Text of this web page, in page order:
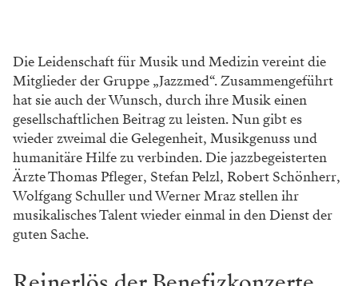
Die Leidenschaft für Musik und Medizin vereint die
Mitglieder der Gruppe „Jazzmed“. Zusammengeführt
hat sie auch der Wunsch, durch ihre Musik einen
gesellschaftlichen Beitrag zu leisten. Nun gibt es
wieder zweimal die Gelegenheit, Musikgenuss und
humanitäre Hilfe zu verbinden. Die jazzbegeisterten
Ärzte Thomas Pfleger, Stefan Pelzl, Robert Schönherr,
Wolfgang Schuller und Werner Mraz stellen ihr
musikalisches Talent wieder einmal in den Dienst der
guten Sache.